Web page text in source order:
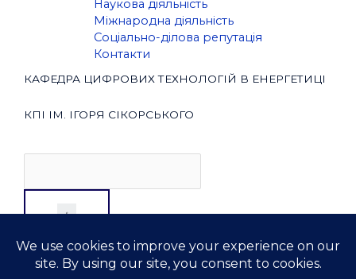
Наукова діяльність
Міжнародна діяльність
Соціально-ділова репутація
Контакти
КАФЕДРА ЦИФРОВИХ ТЕХНОЛОГІЙ В ЕНЕРГЕТИЦІ
КПІ ІМ. ІГОРЯ СІКОРСЬКОГО